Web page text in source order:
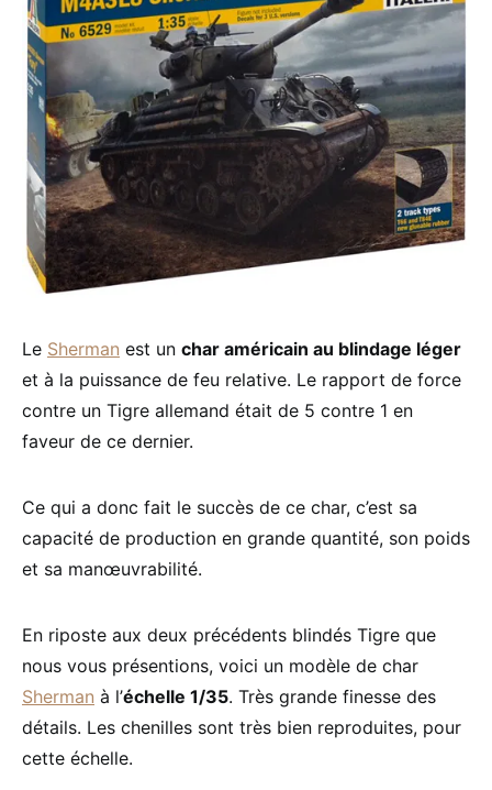
Le Sherman est un char américain au blindage léger
et à la puissance de feu relative. Le rapport de force
contre un Tigre allemand était de 5 contre 1 en
faveur de ce dernier.
Ce qui a donc fait le succès de ce char, c’est sa
capacité de production en grande quantité, son poids
et sa manœuvrabilité.
En riposte aux deux précédents blindés Tigre que
nous vous présentions, voici un modèle de char
Sherman à l’échelle 1/35. Très grande finesse des
détails. Les chenilles sont très bien reproduites, pour
cette échelle.